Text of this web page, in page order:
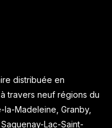
distribuée en
travers neuf régions du
Madeleine, Granby,
Lac-Saint-